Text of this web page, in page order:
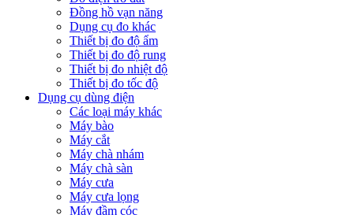
Đồng hồ vạn năng
Dụng cụ đo khác
Thiết bị đo độ ẩm
Thiết bị đo độ rung
Thiết bị đo nhiệt độ
Thiết bị đo tốc độ
Dụng cụ dùng điện
Các loại máy khác
Máy bào
Máy cắt
Máy chà nhám
Máy chà sàn
Máy cưa
Máy cưa lọng
Máy đầm cóc